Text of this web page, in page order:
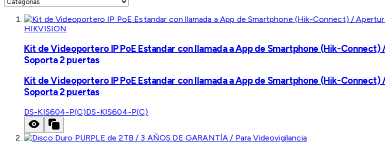
HIKVISION
Kit de Videoportero IP PoE Estandar con llamada a App de Smartphone (Hik-
Soporta 2 puertas
Kit de Videoportero IP PoE Estandar con llamada a App de Smartphone (Hik-
Soporta 2 puertas
DS-KIS604-P(C)DS-KIS604-P(C)